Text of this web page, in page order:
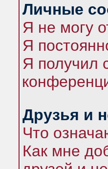
Личные
Я не могу
Я
Я получил
Друзья и
Что
Как мне